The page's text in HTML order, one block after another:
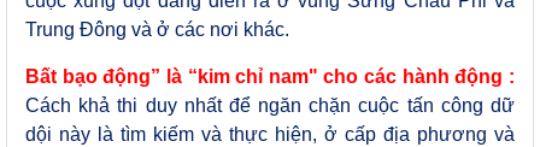
Trung Đông và ở các nơi khác.
Bất bạo động” là “kim chỉ nam" cho các hành động :
Cách khả thi duy nhất để ngăn chặn cuộc tấn công dữ
dội này là tìm kiếm và thực hiện, ở cấp địa phương và